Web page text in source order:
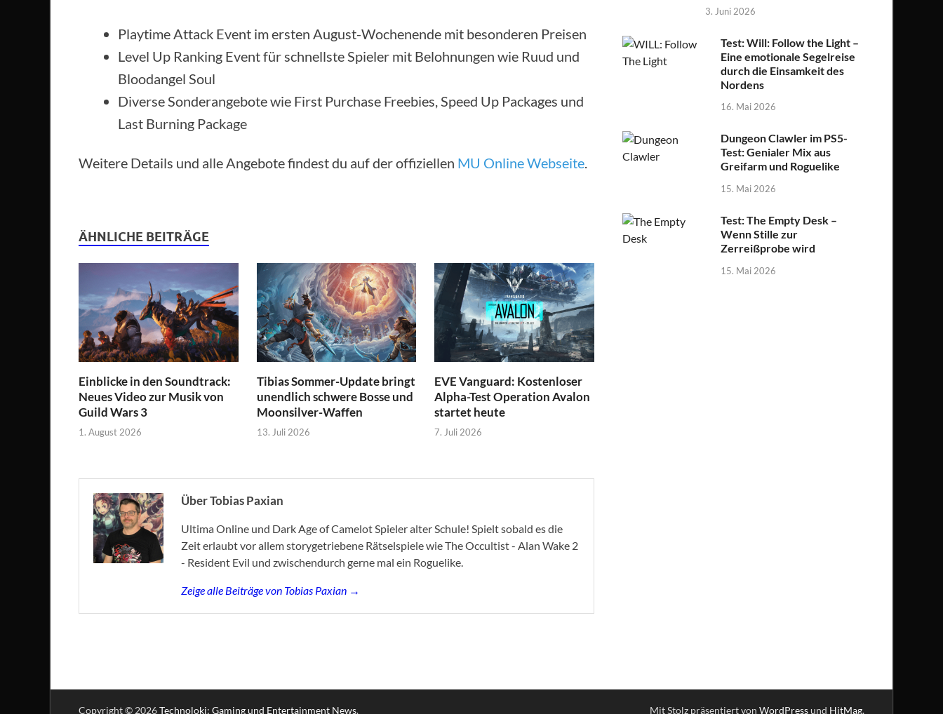
Playtime Attack Event im ersten August-Wochenende mit besonderen Preisen
Level Up Ranking Event für schnellste Spieler mit Belohnungen wie Ruud und
Bloodangel Soul
Diverse Sonderangebote wie First Purchase Freebies, Speed Up Packages und
Last Burning Package
Weitere Details und alle Angebote findest du auf der offiziellen MU Online Webseite.
ÄHNLICHE BEITRÄGE
Einblicke in den Soundtrack:
Neues Video zur Musik von
Guild Wars 3
1. August 2026
Tibias Sommer-Update bringt
unendlich schwere Bosse und
Moonsilver-Waffen
13. Juli 2026
EVE Vanguard: Kostenloser
Alpha-Test Operation Avalon
startet heute
7. Juli 2026
Über Tobias Paxian
Ultima Online und Dark Age of Camelot Spieler alter Schule! Spielt sobald es die
Zeit erlaubt vor allem storygetriebene Rätselspiele wie The Occultist - Alan Wake 2
- Resident Evil und zwischendurch gerne mal ein Roguelike.
Zeige alle Beiträge von Tobias Paxian →
3. Juni 2026
Test: Will: Follow the Light –
Eine emotionale Segelreise
durch die Einsamkeit des
Nordens
16. Mai 2026
Dungeon Clawler im PS5-
Test: Genialer Mix aus
Greifarm und Roguelike
15. Mai 2026
Test: The Empty Desk –
Wenn Stille zur
Zerreißprobe wird
15. Mai 2026
Copyright © 2026Technoloki: Gaming und Entertainment News. Mit Stolz präsentiert von WordPressund HitMag.